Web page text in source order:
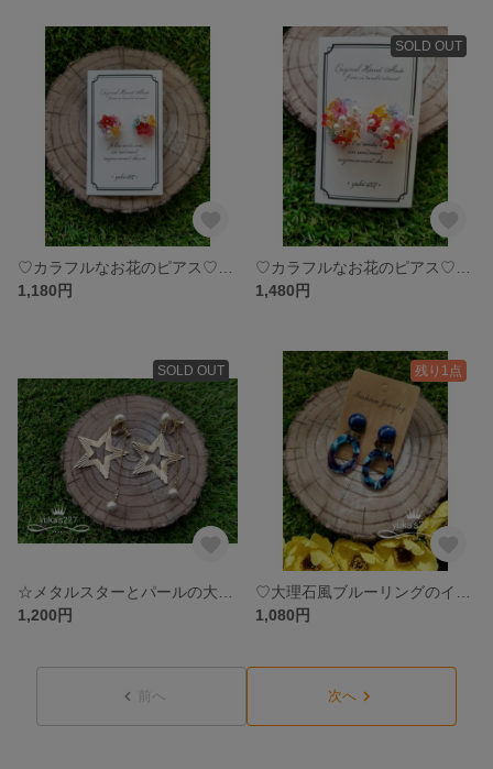
1,180円
SOLD OUT
1,480円
SOLD OUT
1,200円
残り1点
1,080円
前へ 次へ